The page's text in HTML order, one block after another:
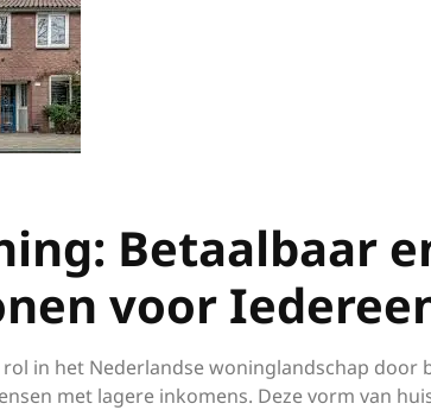
Betaalbaar
voor
in het Nederlandse woninglandschap door
met lagere inkomens. Deze vorm van